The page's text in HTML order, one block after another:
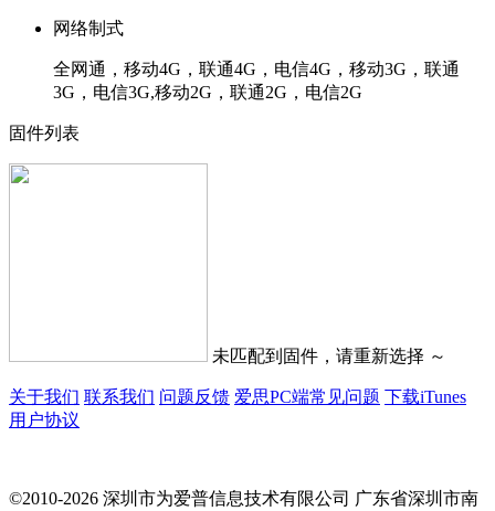
网络制式
全网通，移动4G，联通4G，电信4G，移动3G，联通
3G，电信3G,移动2G，联通2G，电信2G
固件列表
未匹配到固件，请重新选择 ～
关于我们 联系我们 问题反馈 爱思PC端常见问题 下载iTunes
用户协议
©2010-2026 深圳市为爱普信息技术有限公司 广东省深圳市南